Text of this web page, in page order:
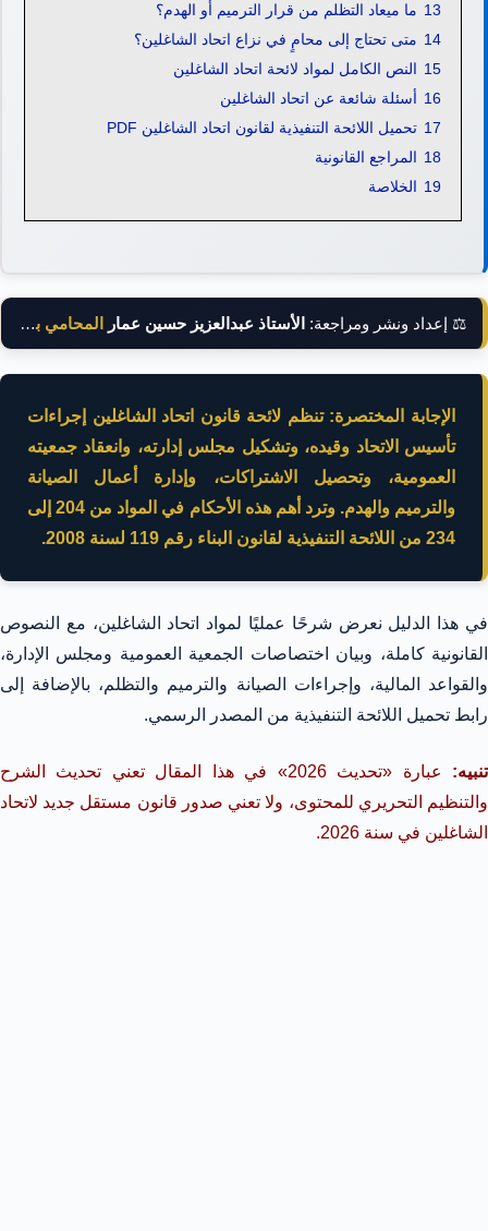
13 ما ميعاد التظلم من قرار الترميم أو الهدم؟
14 متى تحتاج إلى محامٍ في نزاع اتحاد الشاغلين؟
15 النص الكامل لمواد لائحة اتحاد الشاغلين
16 أسئلة شائعة عن اتحاد الشاغلين
17 تحميل اللائحة التنفيذية لقانون اتحاد الشاغلين PDF
18 المراجع القانونية
19 الخلاصة
⚖️ إعداد ونشر ومراجعة: الأستاذ عبدالعزيز حسين عمار المحامي بالنقض
الإجابة المختصرة: تنظم لائحة قانون اتحاد الشاغلين إجراءات
تأسيس الاتحاد وقيده، وتشكيل مجلس إدارته، وانعقاد جمعيته
العمومية، وتحصيل الاشتراكات، وإدارة أعمال الصيانة
والترميم والهدم. وترد أهم هذه الأحكام في المواد من 204 إلى
234 من اللائحة التنفيذية لقانون البناء رقم 119 لسنة 2008.
في هذا الدليل نعرض شرحًا عمليًا لمواد اتحاد الشاغلين، مع النصوص
القانونية كاملة، وبيان اختصاصات الجمعية العمومية ومجلس الإدارة،
والقواعد المالية، وإجراءات الصيانة والترميم والتظلم، بالإضافة إلى
رابط تحميل اللائحة التنفيذية من المصدر الرسمي.
تنبيه:
عبارة «تحديث 2026» في هذا المقال تعني تحديث الشرح
والتنظيم التحريري للمحتوى، ولا تعني صدور قانون مستقل جديد لاتحاد
الشاغلين في سنة 2026.